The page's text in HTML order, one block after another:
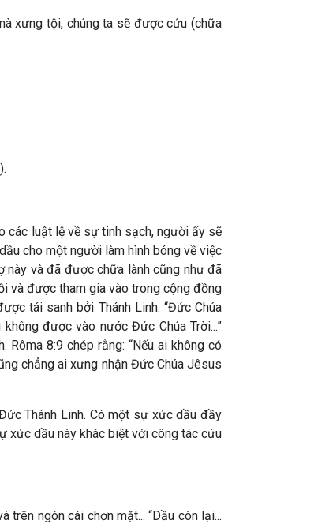
xưng tội, chúng ta sẽ được cứu (chữa
các luật lệ về sự tinh sạch, người ấy sẽ
cho một người làm hình bóng về việc
và đã được chữa lành cũng như đã
và được tham gia vào trong cộng đồng
tái sanh bởi Thánh Linh. “Đức Chúa
được vào nước Đức Chúa Trời...”
8:9 chép rằng: “Nếu ai không có
chẳng ai xưng nhận Đức Chúa Jêsus
Thánh Linh. Có một sự xức dầu đầy
xức dầu này khác biệt với công tác cứu
ngón cái chơn mặt... “Dầu còn lại...